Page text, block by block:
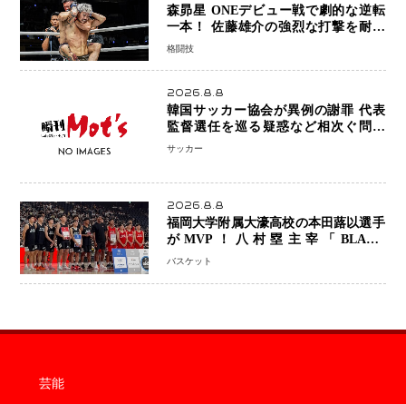
森昴星 ONEデビュー戦で劇的な逆転
一本！ 佐藤雄介の強烈な打撃を耐え
抜き、リアネイキッドチョークで勝利
格闘技
2026.8.8
韓国サッカー協会が異例の謝罪 代表
監督選任を巡る疑惑など相次ぐ問題
「組織の刷新」誓う
サッカー
2026.8.8
福岡大学附属大濠高校の本田蕗以選手
がMVP！八村塁主宰「BLACK
SAMURAI SUMMIT 2026」で存在
なった」
バスケット
芸能